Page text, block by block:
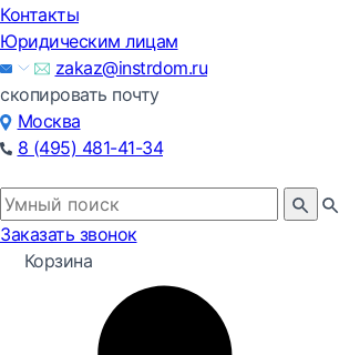
Контакты
Юридическим лицам
zakaz@instrdom.ru
скопировать почту
Москва
8 (495) 481-41-34
Заказать звонок
Корзина